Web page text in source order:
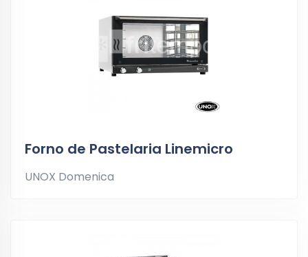
Forno de Pastelaria Linemicro
UNOX Domenica